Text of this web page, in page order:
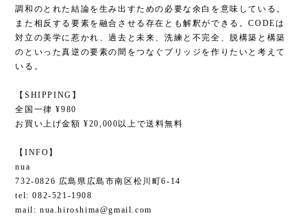
調和のとれた結論を生み出すための必要な余白を意味している。
また相反する要素を融合させる存在とも解釈ができる。CODEは
対立の美学に惹かれ、過去と未来、洗練と不完全、脱構築と構築
のといった真逆の要素の間をつなぐブリッジを作りたいと考えて
いる。
【SHIPPING】
全国一律 ¥980
お買い上げ金額 ¥20,000以上で送料無料
【INFO】
nua
732-0826 広島県広島市南区松川町6-14
tel: 082-521-1908
mail: nua.hiroshima@gmail.com